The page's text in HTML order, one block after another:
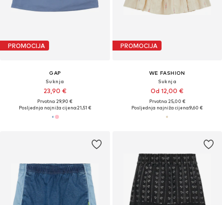
PROMOCIJA
GAP
Suknja
23,90 €
Prvotno: 29,90 €
Posljednja najniža cijena:21,51 €
PROMOCIJA
WE FASHION
Suknja
Od 12,00 €
Prvotno: 25,00 €
Posljednja najniža cijena:9,60 €